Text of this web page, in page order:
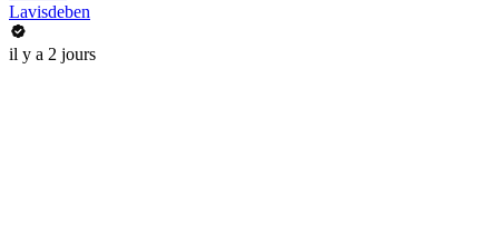
Lavisdeben
il y a 2 jours